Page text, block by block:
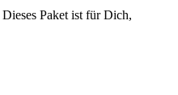
Dieses Paket ist für Dich,